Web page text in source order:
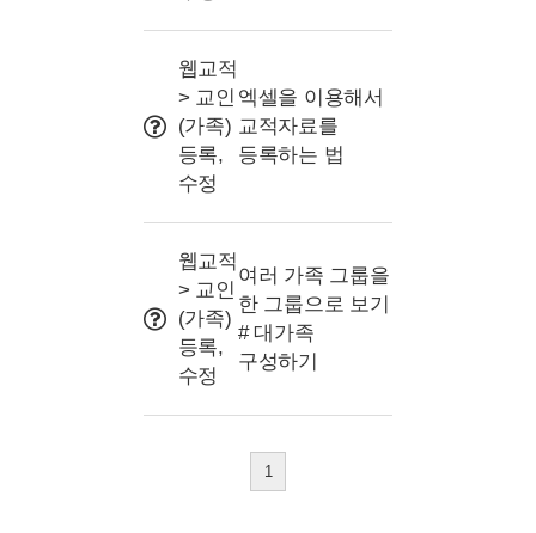
웹교적
> 교인
(가족)
등록,
수정
엑셀을 이용해서
교적자료를
등록하는 법
웹교적
> 교인
(가족)
등록,
수정
여러 가족 그룹을
한 그룹으로 보기
# 대가족
구성하기
1